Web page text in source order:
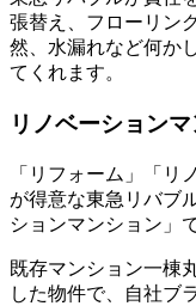
張替え、フローリン
然、水漏れなど何か
てくれます。
リノベーション
「リフォーム」「リ
が得意な東急リバブ
ションマンション」
既存マンション一棟
した物件で、自社ブ